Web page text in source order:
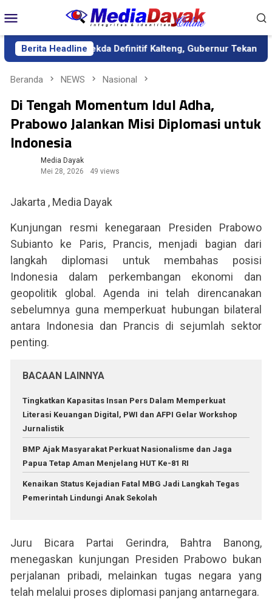
ke
kontenMobile
Berita Headline
Sekda Definitif Kalteng, Gubernur Tekankan Kerja Keras
Beranda NEWS Nasional
Di Tengah Momentum Idul Adha,
Prabowo Jalankan Misi Diplomasi untuk
Indonesia
Media Dayak
Mei 28, 2026
49 views
Jakarta , Media Dayak
Kunjungan resmi kenegaraan Presiden Prabowo
Subianto ke Paris, Prancis, menjadi bagian dari
langkah diplomasi untuk membahas posisi
Indonesia dalam perkembangan ekonomi dan
geopolitik global. Agenda ini telah direncanakan
sebelumnya guna memperkuat hubungan bilateral
antara Indonesia dan Prancis di sejumlah sektor
penting.
BACAAN LAINNYA
Tingkatkan Kapasitas Insan Pers Dalam Memperkuat
Literasi Keuangan Digital, PWI dan AFPI Gelar Workshop
Jurnalistik
BMP Ajak Masyarakat Perkuat Nasionalisme dan Jaga
Papua Tetap Aman Menjelang HUT Ke-81 RI
Kenaikan Status Kejadian Fatal MBG Jadi Langkah Tegas
Pemerintah Lindungi Anak Sekolah
Juru Bicara Partai Gerindra, Bahtra Banong,
menegaskan kunjungan Presiden Prabowo bukan
perjalanan pribadi, melainkan tugas negara yang
telah melalui proses diplomasi panjang antarnegara.